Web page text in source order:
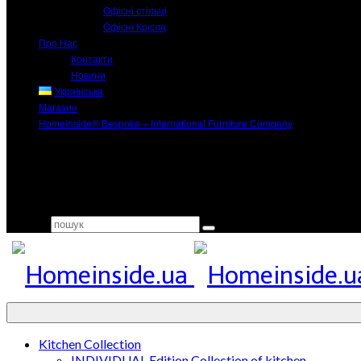
Офісні стільці
Офісні Крісла
Про Нас
Контакти
Новини
Українська
Магазин
Homeinside® Bespoke – International Furniture Company
Kitchen Collection